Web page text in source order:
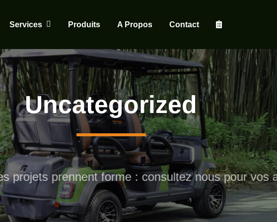
Services Produits A Propos Contact
Uncategorized
prennent forme : consultez nous pour vos